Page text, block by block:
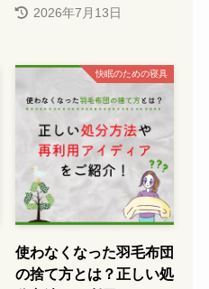
2026年7月13日
快眠のための寝具
使わなくなった羽毛布団
の捨て方とは？正しい処